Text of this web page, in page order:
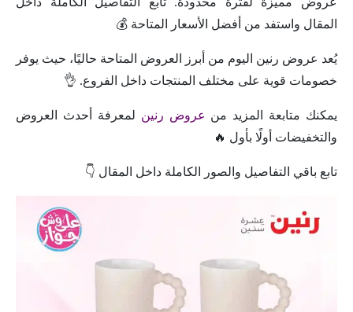
المقال واستفد من أفضل الأسعار المتاحة 💰
يُعد عروض رنين اليوم من أبرز العروض المتاحة حاليًا، حيث يوفر
خصومات قوية على مختلف المنتجات داخل الفروع. 👌
يمكنك متابعة المزيد من عروض رنين لمعرفة أحدث العروض
والتخفيضات أولًا بأول 🔥
تابع باقي التفاصيل والصور الكاملة داخل المقال 👇